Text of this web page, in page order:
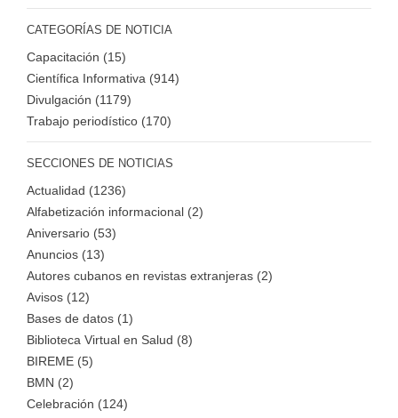
CATEGORÍAS DE NOTICIA
Capacitación (15)
Científica Informativa (914)
Divulgación (1179)
Trabajo periodístico (170)
SECCIONES DE NOTICIAS
Actualidad (1236)
Alfabetización informacional (2)
Aniversario (53)
Anuncios (13)
Autores cubanos en revistas extranjeras (2)
Avisos (12)
Bases de datos (1)
Biblioteca Virtual en Salud (8)
BIREME (5)
BMN (2)
Celebración (124)